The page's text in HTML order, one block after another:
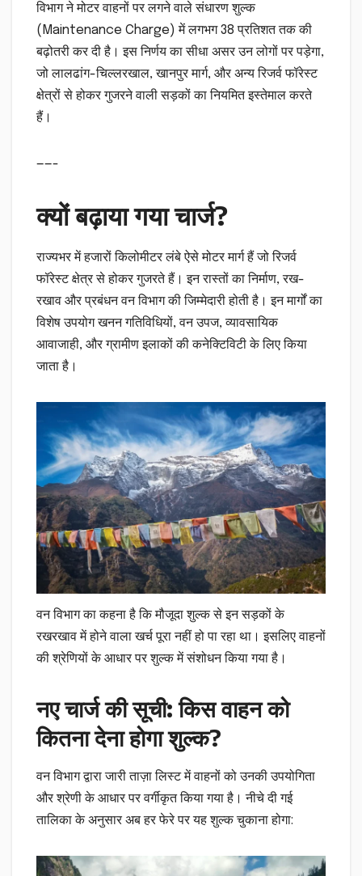
विभाग ने मोटर वाहनों पर लगने वाले संधारण शुल्क
(Maintenance Charge) में लगभग 38 प्रतिशत तक की
बढ़ोतरी कर दी है। इस निर्णय का सीधा असर उन लोगों पर पड़ेगा,
जो लालढांग-चिल्लरखाल, खानपुर मार्ग, और अन्य रिजर्व फॉरेस्ट
क्षेत्रों से होकर गुजरने वाली सड़कों का नियमित इस्तेमाल करते
हैं।
——-
क्यों बढ़ाया गया चार्ज?
राज्यभर में हजारों किलोमीटर लंबे ऐसे मोटर मार्ग हैं जो रिजर्व
फॉरेस्ट क्षेत्र से होकर गुजरते हैं। इन रास्तों का निर्माण, रख-
रखाव और प्रबंधन वन विभाग की जिम्मेदारी होती है। इन मार्गों का
विशेष उपयोग खनन गतिविधियों, वन उपज, व्यावसायिक
आवाजाही, और ग्रामीण इलाकों की कनेक्टिविटी के लिए किया
जाता है।
वन विभाग का कहना है कि मौजूदा शुल्क से इन सड़कों के
रखरखाव में होने वाला खर्च पूरा नहीं हो पा रहा था। इसलिए वाहनों
की श्रेणियों के आधार पर शुल्क में संशोधन किया गया है।
नए चार्ज की सूची: किस वाहन को
कितना देना होगा शुल्क?
वन विभाग द्वारा जारी ताज़ा लिस्ट में वाहनों को उनकी उपयोगिता
और श्रेणी के आधार पर वर्गीकृत किया गया है। नीचे दी गई
तालिका के अनुसार अब हर फेरे पर यह शुल्क चुकाना होगा: